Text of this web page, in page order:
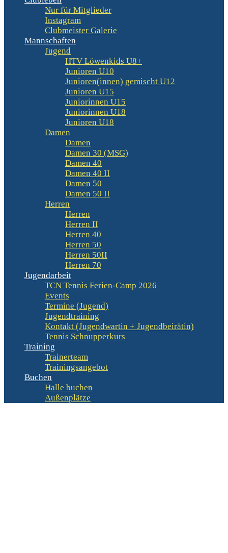
Nur für Mitglieder
Instagram
Clubmeister Galerie
Mannschaften
Jugend
HTV Löwenkids U8+
Junioren U10
Junioren(innen) gemischt U12
Junioren U15
Juniorinnen U15
Juniorinnen U18
Junioren U18
Damen
Damen
Damen 30 (MSG)
Damen 40
Damen 40 II
Damen 50
Damen 50 II
Herren
Herren
Herren II
Herren 40
Herren 50
Herren 50II
Herren 70
Jugendarbeit
TCN Tennis Ferien-Camp 2026
Events
Termine (Jugend)
Jugendtraining
Kontakt (Jugendwartin + Jugendbeirätin)
Tennis Schnupperkurs
Training
Trainerteam
Trainingsangebot
Buchen
Halle buchen
Außenplätze